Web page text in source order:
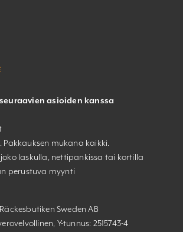
asioiden kanssa
Pakkauksen mukana kaikki.
laskulla, nettipankissa tai kortilla
perustuva myynti
Sweden AB
Y-tunnus: 2515743-4